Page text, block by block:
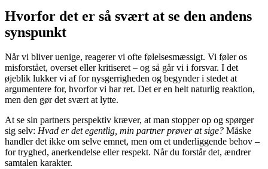
Hvorfor det er så svært at se den andens
synspunkt
Når vi bliver uenige, reagerer vi ofte følelsesmæssigt. Vi føler os
misforstået, overset eller kritiseret – og så går vi i forsvar. I det
øjeblik lukker vi af for nysgerrigheden og begynder i stedet at
argumentere for, hvorfor vi har ret. Det er en helt naturlig reaktion,
men den gør det svært at lytte.
At se sin partners perspektiv kræver, at man stopper op og spørger
sig selv: Hvad er det egentlig, min partner prøver at sige? Måske
handler det ikke om selve emnet, men om et underliggende behov –
for tryghed, anerkendelse eller respekt. Når du forstår det, ændrer
samtalen karakter.